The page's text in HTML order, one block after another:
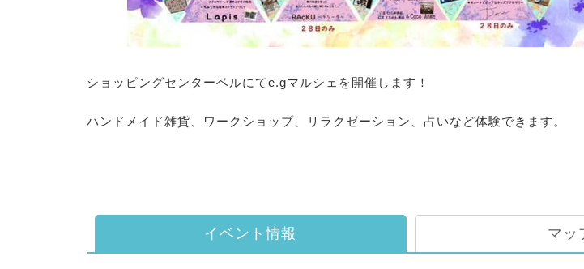
ショッピングセンターベルにてe.gマルシェを開催します！
ハンドメイド雑貨、ワークショップ、リラクゼーション、占いなど体験できます。
イベント情報 マッ